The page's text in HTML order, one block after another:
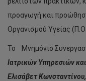
προαγωγή και
Οργανισμού Υγείας
Το Μνημόνιο
Ιατρικών Υπηρεσιών
Ελισάβετ